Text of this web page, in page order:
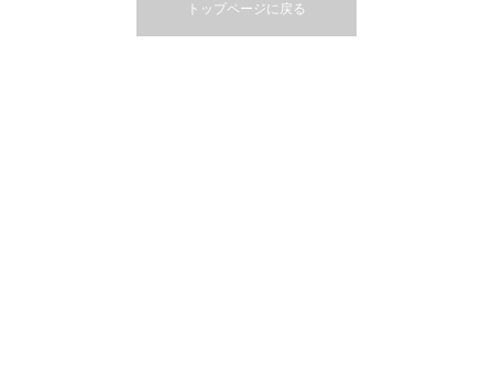
トップページに戻る